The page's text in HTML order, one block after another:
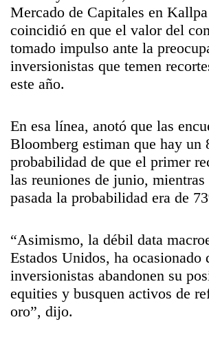
Mercado de Capitales en
coincidió en que el valor del
tomado impulso ante la
inversionistas que temen
este año.
En esa línea, anotó que las
Bloomberg estiman que hay un
probabilidad de que el primer
las reuniones de junio, mientras
pasada la probabilidad era de
“Asimismo, la débil data
Estados Unidos, ha ocasionado
inversionistas abandonen su
equities y busquen activos de
oro”, dijo.